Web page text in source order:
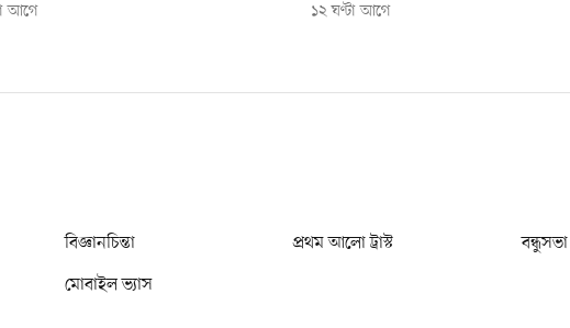
আগে ১২ ঘণ্টা আগে
বিজ্ঞানচিন্তা প্রথম আলো ট্রাস্ট বন্ধুসভা
মোবাইল ভ্যাস